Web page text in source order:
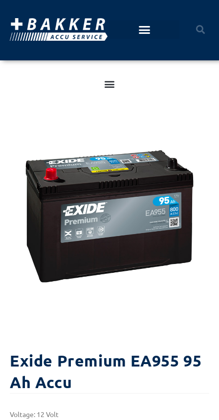
Exide Premium EA955 95
Ah Accu
Voltage: 12 Volt